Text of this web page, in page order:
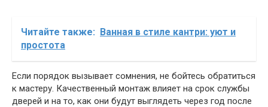
Читайте также: Ванная в стиле кантри: уют и
простота
Если порядок вызывает сомнения, не бойтесь обратиться
к мастеру. Качественный монтаж влияет на срок службы
дверей и на то, как они будут выглядеть через год после